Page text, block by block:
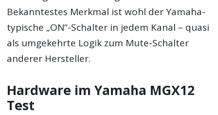
Bekanntestes Merkmal ist wohl der Yamaha-
typische „ON“-Schalter in jedem Kanal – quasi
als umgekehrte Logik zum Mute-Schalter
anderer Hersteller.
Hardware im Yamaha MGX12
Test